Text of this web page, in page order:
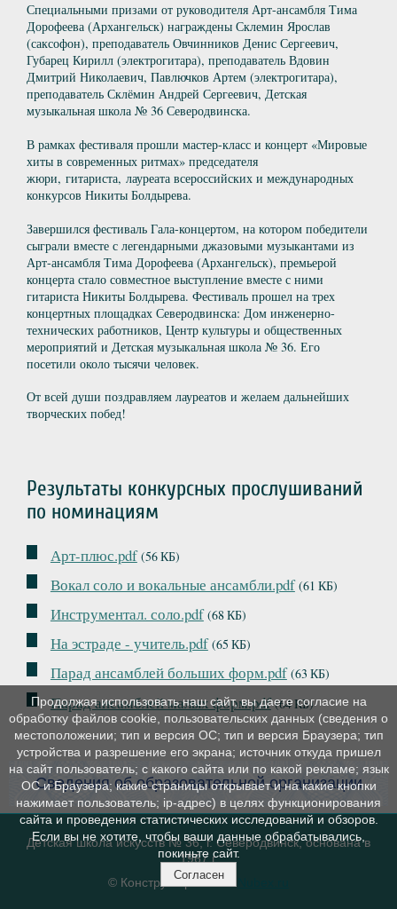
Специальными призами от руководителя Арт-ансамбля Тима
Дорофеева (Архангельск) награждены Склемин Ярослав
(саксофон), преподаватель Овчинников Денис Сергеевич,
Губарец Кирилл (электрогитара), преподаватель Вдовин
Дмитрий Николаевич, Павлючков Артем (электрогитара),
преподаватель Склёмин Андрей Сергеевич, Детская
музыкальная школа № 36 Северодвинска.
В рамках фестиваля прошли мастер-класс и концерт «Мировые
хиты в современных ритмах» председателя
жюри, гитариста, лауреата всероссийских и международных
конкурсов Никиты Болдырева.
Завершился фестиваль Гала-концертом, на котором победители
сыграли вместе с легендарными джазовыми музыкантами из
Арт-ансамбля Тима Дорофеева (Архангельск), премьерой
концерта стало совместное выступление вместе с ними
гитариста Никиты Болдырева. Фестиваль прошел на трех
концертных площадках Северодвинска: Дом инженерно-
технических работников, Центр культуры и общественных
мероприятий и Детская музыкальная школа № 36. Его
посетили около тысячи человек.
От всей души поздравляем лауреатов и желаем дальнейших
творческих побед!
Результаты конкурсных прослушиваний
по номинациям
Арт-плюс.pdf (56 КБ)
Вокал соло и вокальные ансамбли.pdf (61 КБ)
Инструментал. соло.pdf (68 КБ)
На эстраде - учитель.pdf (65 КБ)
Парад ансамблей больших форм.pdf (63 КБ)
Парад ансамблей малых форм.pdf (64 КБ)
Сведения об образовательной организации
Детская школа искусств № 36, г. Северодвинск, основана в
1967 г.
© Конструктор сайтов
Продолжая использовать наш сайт, вы даете согласие на
обработку файлов cookie, пользовательских данных (сведения о
местоположении; тип и версия ОС; тип и версия Браузера; тип
устройства и разрешение его экрана; источник откуда пришел
на сайт пользователь; с какого сайта или по какой рекламе; язык
ОС и Браузера; какие страницы открывает и на какие кнопки
нажимает пользователь; ip-адрес) в целях функционирования
сайта и проведения статистических исследований и обзоров.
Если вы не хотите, чтобы ваши данные обрабатывались,
покиньте сайт.
Согласен